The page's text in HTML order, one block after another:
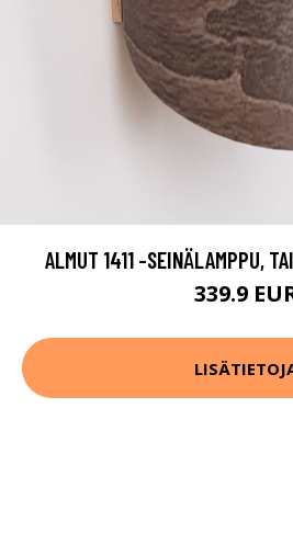
ALMUT 1411 -SEINÄLAMPPU,
339.9